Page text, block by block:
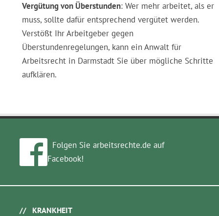
Vergütung von Überstunden: Wer mehr arbeitet, als er
muss, sollte dafür entsprechend vergütet werden.
Verstößt Ihr Arbeitgeber gegen
Überstundenregelungen, kann ein Anwalt für
Arbeitsrecht in Darmstadt Sie über mögliche Schritte
aufklären.
Folgen Sie arbeitsrechte.de auf
Facebook!
KRANKHEIT